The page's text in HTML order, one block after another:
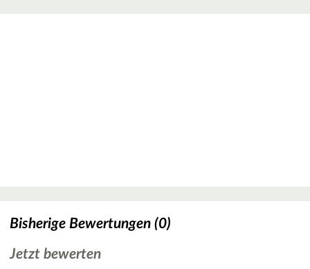
Bisherige Bewertungen (0)
Jetzt bewerten